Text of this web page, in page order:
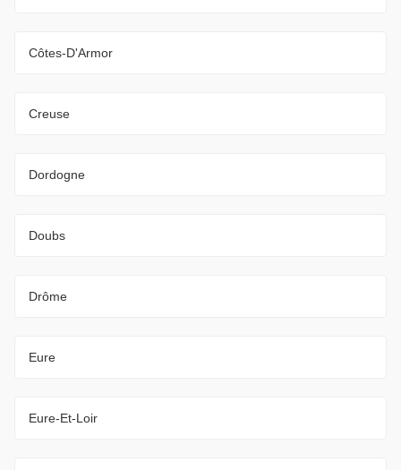
Côtes-D'Armor
Creuse
Dordogne
Doubs
Drôme
Eure
Eure-Et-Loir